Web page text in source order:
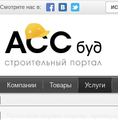
Смотрите нас в:
Компании Товары Услуги